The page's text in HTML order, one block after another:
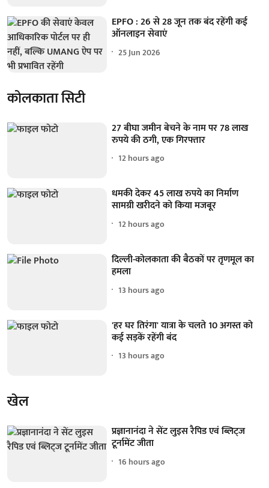
EPFO : 26 से 28 जून तक बंद रहेंगी कई
ऑनलाइन सेवाएं
25 Jun 2026
कोलकाता सिटी
27 बीघा जमीन बेचने के नाम पर 78 लाख
रुपये की ठगी, एक गिरफ्तार
12 hours ago
धमकी देकर 45 लाख रुपये का निर्माण
सामग्री खरीदने को किया मजबूर
12 hours ago
दिल्ली-कोलकाता की बैठकों पर तृणमूल का
हमला
13 hours ago
'हर घर तिरंगा' यात्रा के चलते 10 अगस्त को
कई सड़कें रहेंगी बंद
13 hours ago
खेल
प्रज्ञानानंदा ने सेंट लुइस रैपिड एवं ब्लिट्ज
टूर्नामेंट जीता
16 hours ago